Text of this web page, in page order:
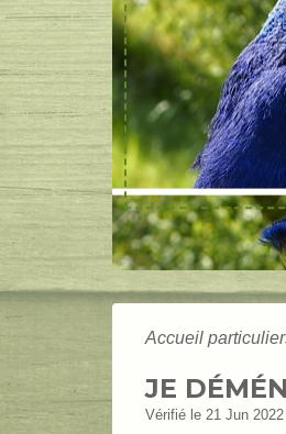
Accueil
JE
Vérifié le 21 Jun